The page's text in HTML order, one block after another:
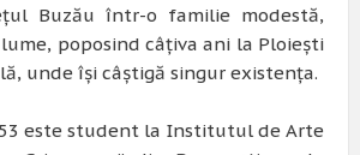
Buzău într-o familie modestă,
poposind câţiva ani la Ploieşti
unde îşi câştigă singur existenţa.
este student la Institutul de Arte